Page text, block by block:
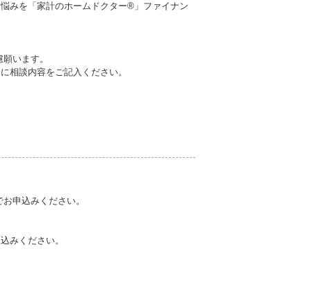
みを「家計のホームドクター®」ファイナン
います。
相談内容をご記入ください。
お申込みください。
みください。